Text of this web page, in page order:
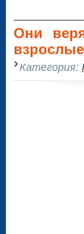
Они
Категория: